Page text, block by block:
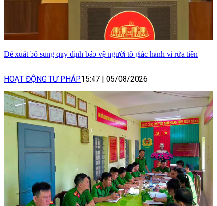
Đề xuất bổ sung quy định bảo vệ người tố giác hành vi rửa tiền
HOẠT ĐỘNG TƯ PHÁP15:47 05/08/2026